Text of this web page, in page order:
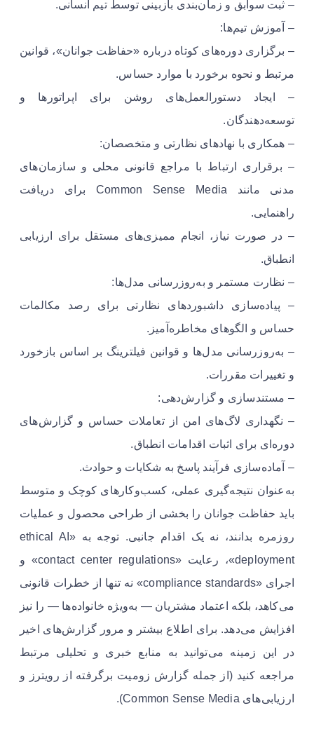
– ثبت سوابق و زمان‌بندی بازبینی توسط تیم انسانی.
– آموزش تیم‌ها:
– برگزاری دوره‌های کوتاه درباره «حفاظت جوانان»، قوانین
مرتبط و نحوه برخورد با موارد حساس.
– ایجاد دستورالعمل‌های روشن برای اپراتورها و
توسعه‌دهندگان.
– همکاری با نهادهای نظارتی و متخصصان:
– برقراری ارتباط با مراجع قانونی محلی و سازمان‌های
مدنی مانند Common Sense Media برای دریافت
راهنمایی.
– در صورت نیاز، انجام ممیزی‌های مستقل برای ارزیابی
انطباق.
– نظارت مستمر و به‌روزرسانی مدل‌ها:
– پیاده‌سازی داشبوردهای نظارتی برای رصد مکالمات
حساس و الگوهای مخاطره‌آمیز.
– به‌روزرسانی مدل‌ها و قوانین فیلترینگ بر اساس بازخورد
و تغییرات مقررات.
– مستندسازی و گزارش‌دهی:
– نگهداری لاگ‌های امن از تعاملات حساس و گزارش‌های
دوره‌ای برای اثبات اقدامات انطباق.
– آماده‌سازی فرآیند پاسخ به شکایات و حوادث.
به‌عنوان نتیجه‌گیری عملی، کسب‌وکارهای کوچک و متوسط
باید حفاظت جوانان را بخشی از طراحی محصول و عملیات
روزمره بدانند، نه یک اقدام جانبی. توجه به «ethical AI
deployment»، رعایت «contact center regulations» و
اجرای «compliance standards» نه تنها از خطرات قانونی
می‌کاهد، بلکه اعتماد مشتریان — به‌ویژه خانواده‌ها — را نیز
افزایش می‌دهد. برای اطلاع بیشتر و مرور گزارش‌های اخیر
در این زمینه می‌توانید به منابع خبری و تحلیلی مرتبط
مراجعه کنید (از جمله گزارش زومیت برگرفته از رویترز و
ارزیابی‌های Common Sense Media).